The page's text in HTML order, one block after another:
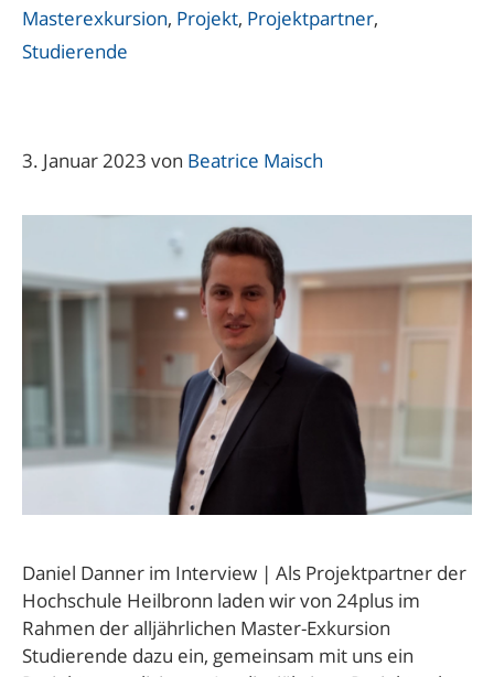
Masterexkursion, Projekt, Projektpartner,
Studierende
3. Januar 2023 von Beatrice Maisch
Daniel Danner im Interview | Als Projektpartner der
Hochschule Heilbronn laden wir von 24plus im
Rahmen der alljährlichen Master-Exkursion
Studierende dazu ein, gemeinsam mit uns ein